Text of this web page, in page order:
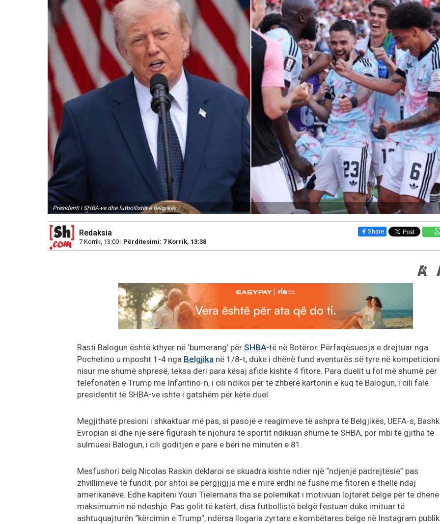
Presidenti i SHBA-ve dhe futbollistët e Belgjikës
Redaksia
7 Korrik, 13:00 | Përditesimi: 7 Korrik, 13:38
Share
Rasti Balogun është kthyer në ‘bumerang’ për SHBA-të në Botëror. Përfaqësuesja e drejtuar nga
Pochetino u mposht 1-4 nga Belgjika në 1/8-t, duke i dhënë fund aventurës së tyre në
nisur me shumë shpresë, teksa deri para kësaj sfide kishte 4 fitore. Para duelit u fol më shumë për
telefonatën e Trump me Infantino-n, i cili ndikoi për të zhbërë kartonin e kuq të Balogun, i cili falë
presidentit të SHBA-ve ishte i gatshëm për këtë duel.
Megjithatë presioni i shkaktuar më pas, si pasojë e reagimeve të ashpra të Belgjikës, UEFA-s,
Evropian si dhe një sërë figurash të njohura të sportit ndikuan shumë te SHBA, por mbi të gjitha te
sulmuesi Balogun, i cili goditjen e parë e bëri në minutën e 81.
Mesfushori belg Nicolas Raskin deklaroi se skuadra kishte ndier një “ndjenjë padrejtësie” pas
zhvillimeve të fundit, por shtoi se përgjigjja më e mirë erdhi në fushë me fitoren e thellë ndaj
amerikanëve. Edhe kapiteni Youri Tielemans tha se polemikat i motivuan lojtarët belgë për të dhënë
maksimumin në ndeshje. Pas golit të katërt, disa futbollistë belgë festuan duke imituar të
ashtuquajturën “kërcimin e Trump”, ndërsa llogaria zyrtare e kombëtares belge në Instagram